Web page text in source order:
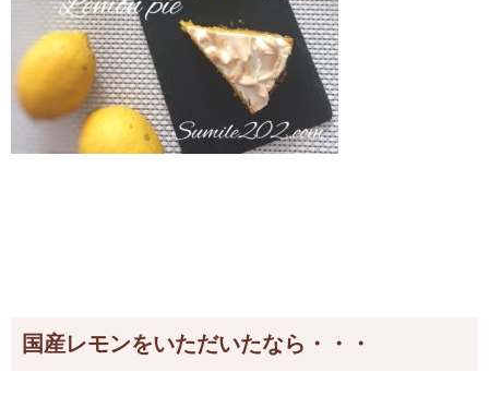
国産レモンをいただいたなら・・・